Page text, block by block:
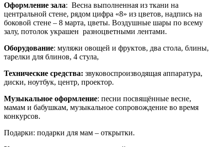
Оформление зала: Весна выполненная из ткани на
центральной стене, рядом цифра «8» из цветов, надпись на
боковой стене – 8 марта, цветы. Воздушные шары по всему
залу, потолок украшен разноцветными лентами.
Оборудование: муляжи овощей и фруктов, два стола, блины,
тарелки для блинов, 4 стула,
Технические средства: звуковоспроизводящая аппаратура,
диски, ноутбук, центр, проектор.
Музыкальное оформление: песни посвящённые весне,
мамам и бабушкам, музыкальное сопровождение во время
конкурсов.
Подарки: подарки для мам – открытки.